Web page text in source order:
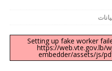
Setting up fake worker
https://web.vte.gov.lb/
embedder/assets/js/